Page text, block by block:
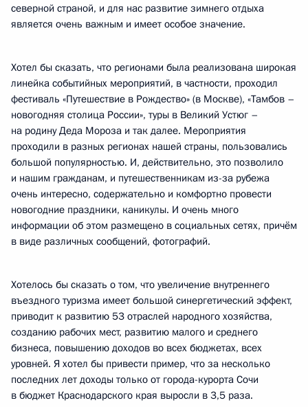
северной страной, и для нас развитие зимнего отдыха
является очень важным и имеет особое значение.
Хотел бы сказать, что регионами была реализована широкая
линейка событийных мероприятий, в частности, проходил
фестиваль «Путешествие в Рождество» (в Москве), «Тамбов –
новогодняя столица России», туры в Великий Устюг –
на родину Деда Мороза и так далее. Мероприятия
проходили в разных регионах нашей страны, пользовались
большой популярностью. И, действительно, это позволило
и нашим гражданам, и путешественникам из-за рубежа
очень интересно, содержательно и комфортно провести
новогодние праздники, каникулы. И очень много
информации об этом размещено в социальных сетях, причём
в виде различных сообщений, фотографий.
Хотелось бы сказать о том, что увеличение внутреннего
въездного туризма имеет большой синергетический эффект,
приводит к развитию 53 отраслей народного хозяйства,
созданию рабочих мест, развитию малого и среднего
бизнеса, повышению доходов во всех бюджетах, всех
уровней. Я хотел бы привести пример, что за несколько
последних лет доходы только от города-курорта Сочи
в бюджет Краснодарского края выросли в 3,5 раза.